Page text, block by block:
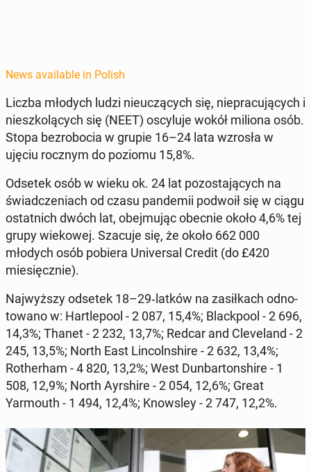
News available in Polish
Liczba młodych ludzi nieuczą­cych się, niepracu­ją­cych i
nieszkolą­cych się (NEET) os­cy­lu­je wokół miliona osób.
Stopa bezrobo­cia w grupie 16–24 lata wzrosła w
ujęciu rocznym do poziomu 15,8%.
Odsetek osób w wieku ok. 24 lat po­zosta­ją­cych na
świad­czeni­ach od czasu pan­demii podwoił się w ciągu
os­tat­nich dwóch lat, obe­j­mu­jąc obecnie około 4,6%tej
grupy wiekowej. Szacuje się, że około 662 000
młodych osób pobiera Uni­ver­sal Credit (do £420
miesięcznie).
Na­jwyższy odsetek 18–29‑latków na za­siłkach odno­
towano w: Hartle­pool - 2 087, 15,4%; Black­pool - 2 696,
14,3%; Thanet - 2 232, 13,7%; Redcar and Cleve­land - 2
245, 13,5%; North East Lin­colnshire - 2 632, 13,4%;
Rother­ham - 4 820, 13,2%; West Dun­bar­ton­shire - 1
508, 12,9%; North Ayr­shire - 2 054, 12,6%; Great
Yarmouth - 1 494, 12,4%; Knowsley - 2 747, 12,2%.